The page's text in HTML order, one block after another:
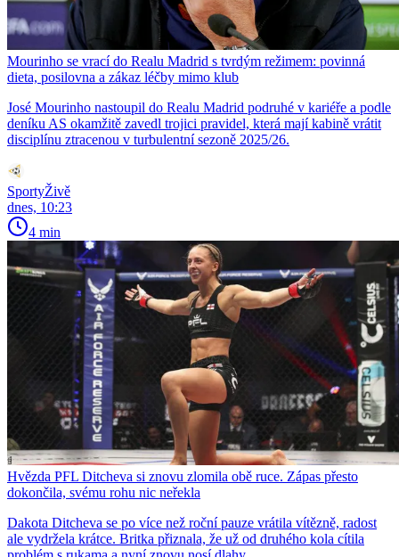
Mourinho se vrací do Realu Madrid s tvrdým režimem: povinná
dieta, posilovna a zákaz léčby mimo klub
José Mourinho nastoupil do Realu Madrid podruhé v kariéře a podle
deníku AS okamžitě zavedl trojici pravidel, která mají kabině vrátit
disciplínu ztracenou v turbulentní sezoně 2025/26.
SportyŽivě
dnes, 10:23
4 min
Hvězda PFL Ditcheva si znovu zlomila obě ruce. Zápas přesto
dokončila, svému rohu nic neřekla
Dakota Ditcheva se po více než roční pauze vrátila vítězně, radost
ale vydržela krátce. Britka přiznala, že už od druhého kola cítila